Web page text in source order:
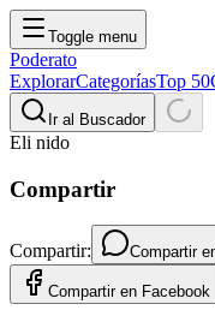
Toggle menu
Poderato
ExplorarCategoríasTop 50
Ir al Buscador
Eli nido
Compartir
Compartir: Compartir
Compartir en Facebook